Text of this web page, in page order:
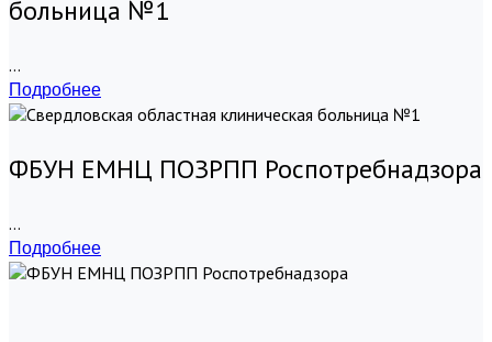
больница №1
...
Подробнее
ФБУН ЕМНЦ ПОЗРПП Роспотребнадзора
...
Подробнее